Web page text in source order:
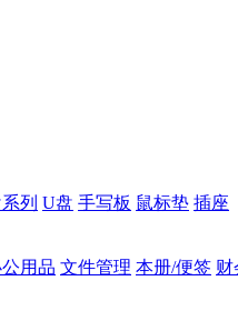
列 U盘 手写板 鼠标垫 插座
用品 文件管理 本册/便签 财